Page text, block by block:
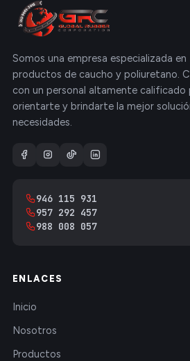
Somos una empresa especializada en
productos de caucho y poliuretano.
con un personal altamente calificado
orientarte y brindarte la mejor
necesidades.
946 115 931
957 292 457
988 008 057
ENLACES
Inicio
Nosotros
Productos